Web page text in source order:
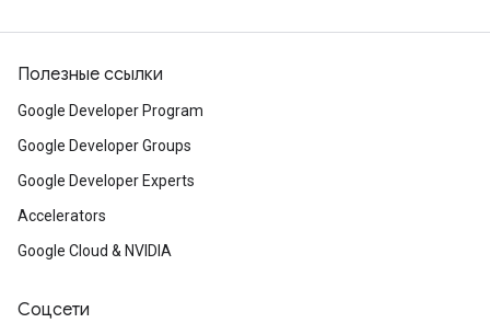
Полезные ссылки
Google Developer Program
Google Developer Groups
Google Developer Experts
Accelerators
Google Cloud & NVIDIA
Соцсети